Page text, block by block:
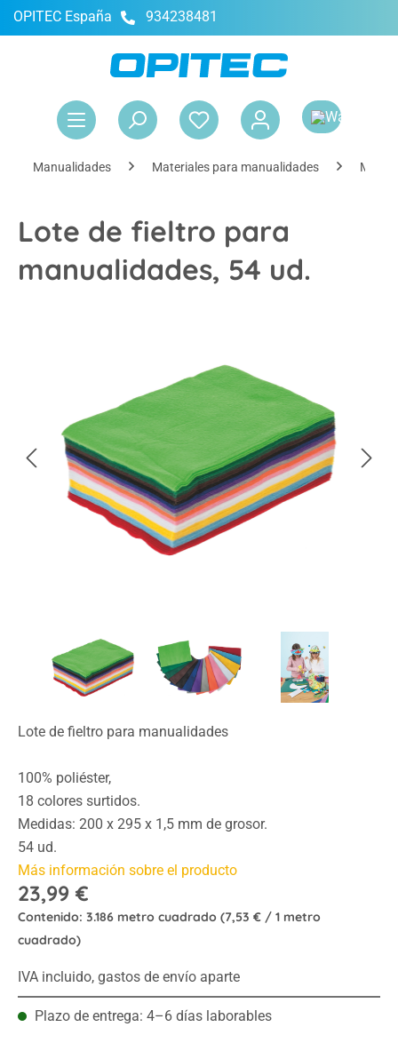
principal
OPITEC España 934238481
Manualidades Materiales para manualidades
Lote de fieltro para
manualidades, 54 ud.
Lote de fieltro para manualidades
100% poliéster,
18 colores surtidos.
Medidas: 200 x 295 x 1,5 mm de grosor.
54 ud.
Más información sobre el producto
23,99 €
Contenido: 3.186 metro cuadrado (7,53 € / 1 metro
cuadrado)
IVA incluido, gastos de envío aparte
Plazo de entrega: 4–6 días laborables